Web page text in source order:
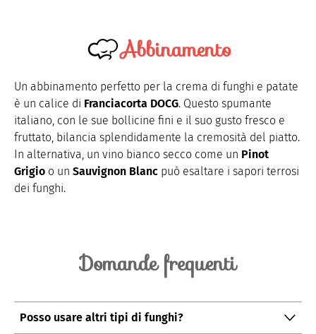
Abbinamento
Un abbinamento perfetto per la crema di funghi e patate
è un calice di Franciacorta DOCG. Questo spumante
italiano, con le sue bollicine fini e il suo gusto fresco e
fruttato, bilancia splendidamente la cremosità del piatto.
In alternativa, un vino bianco secco come un Pinot
Grigio o un Sauvignon Blanc può esaltare i sapori terrosi
dei funghi.
Domande frequenti
Posso usare altri tipi di funghi?